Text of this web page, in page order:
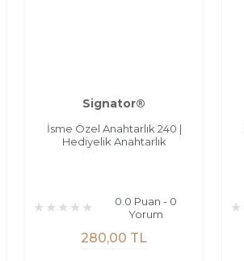
Signator®
İsme Özel Anahtarlık 240 |
Hediyelik Anahtarlık
0.0 Puan - 0
Yorum
280,00 TL